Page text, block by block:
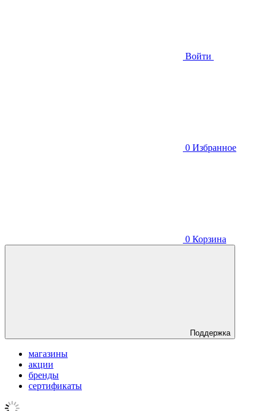
Войти
0 Избранное
0 Корзина
Поддержка
магазины
акции
бренды
сертификаты